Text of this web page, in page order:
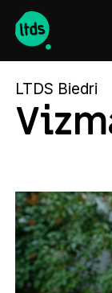
LTDS Biedri